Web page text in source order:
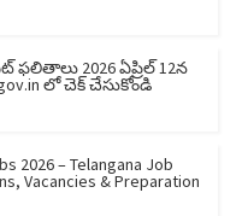
2026 ఏప్రిల్ 12న
లో చెక్ చేసుకోండి
2026 – Telangana Job
Vacancies & Preparation